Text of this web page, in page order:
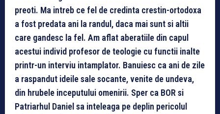
preoti. Ma intreb ce fel de credinta crestin-ortodoxa
a fost predata ani la randul, daca mai sunt si altii
care gandesc la fel. Am aflat aberatiile din capul
acestui individ profesor de teologie cu functii inalte
printr-un interviu intamplator. Banuiesc ca ani de zile
a raspandut ideile sale socante, venite de undeva,
din hrubele inceputului omenirii. Sper ca BOR si
Patriarhul Daniel sa inteleaga pe deplin pericolul